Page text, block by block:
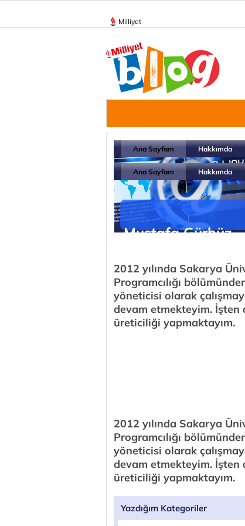
Milliyet
Ana Sayfam Hakkımda
Ana Sayfam Hakkımda
Mustafa Gürbüz
2012 yılında Sakarya
Programcılığı
yöneticisi olarak
devam etmekteyim. İşten
üreticiliği yapmaktayım.
2012 yılında Sakarya
Programcılığı
yöneticisi olarak
devam etmekteyim. İşten
üreticiliği yapmaktayım.
Yazdığım Kategoriler